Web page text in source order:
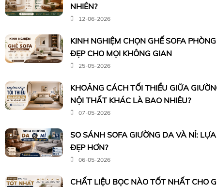
NHIÊN?
12-06-2026
KINH NGHIỆM CHỌN GHẾ SOFA
ĐẸP CHO MỌI KHÔNG GIAN
25-05-2026
KHOẢNG CÁCH TỐI THIỂU GIỮA
NỘI THẤT KHÁC LÀ BAO NHIÊU?
07-05-2026
SO SÁNH SOFA GIƯỜNG DA VÀ NỈ:
ĐẸP HƠN?
06-05-2026
CHẤT LIỆU BỌC NÀO TỐT NHẤT CHO